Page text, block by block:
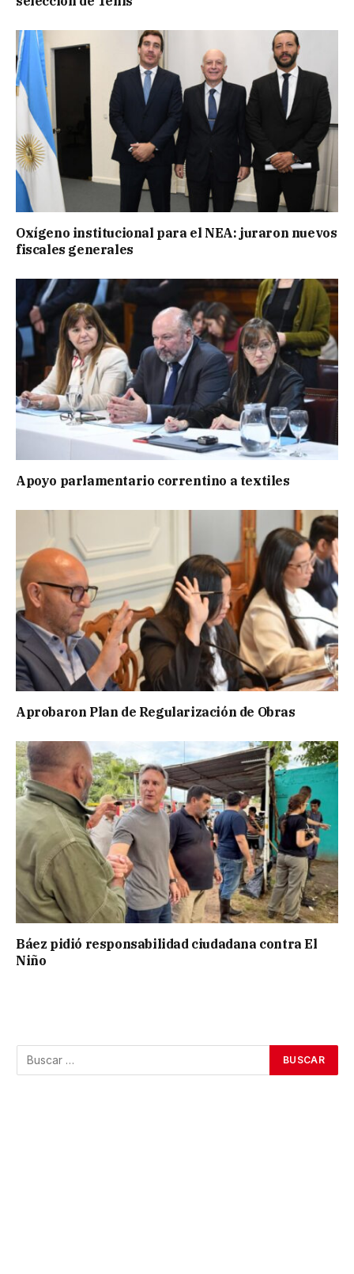
Oxígeno institucional para el NEA: juraron nuevos
fiscales generales
Apoyo parlamentario correntino a textiles
Aprobaron Plan de Regularización de Obras
Báez pidió responsabilidad ciudadana contra El
Niño